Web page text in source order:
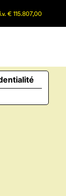
€ 115.807,00